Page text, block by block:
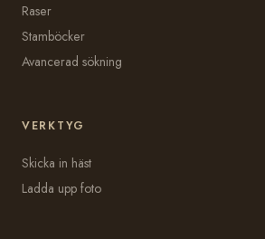
Raser
Stamböcker
Avancerad sökning
VERKTYG
Skicka in häst
Ladda upp foto